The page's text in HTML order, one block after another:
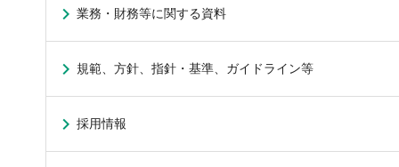
業務・財務等に関する資料
規範、方針、指針・基準、ガイドライン等
採用情報